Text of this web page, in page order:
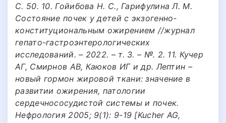
С. 50. 10. Гойибова Н. С., Гарифулина Л. М.
Состояние почек у детей с экзогенно-
конституциональным ожирением //журнал
гепато-гастроэнтерологических
исследований. – 2022. – т. 3. – №. 2. 11. Кучер
АГ, Смирнов АВ, Каюков ИГ и др. Лептин –
новый гормон жировой ткани: значение в
развитии ожирения, патологии
сердечнососудистой системы и почек.
Нефрология 2005; 9(1): 9-19 [Kucher AG,